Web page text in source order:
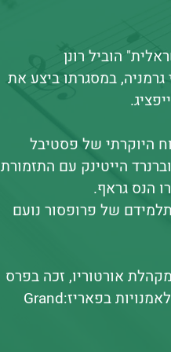
הוביל רונן
במסגרתו ביצע את
היוקרתי של פסטיבל
הייטינק עם התזמורת
הנס גראף.
של פרופסור נועם
אורטוריו, זכה בפרס
הבינלאומי היוקרתי על שם שארל מונש מטעם האקדמיה לאמנויות בפאריז:Grand